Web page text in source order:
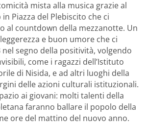
mista alla musica grazie al
Piazza del Plebiscito che ci
al countdown della mezzanotte. Un
e buon umore che ci
segno della positività, volgendo
come i ragazzi dell’Istituto
di Nisida, e ad altri luoghi della
delle azioni culturali istituzionali.
ai giovani: molti talenti della
faranno ballare il popolo della
ore del mattino del nuovo anno.